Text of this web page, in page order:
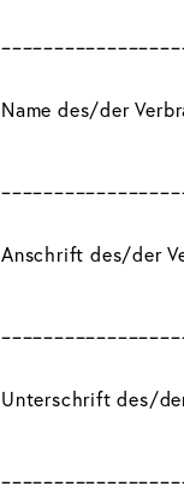
Name des/der
Anschrift des/der
Unterschrift des/